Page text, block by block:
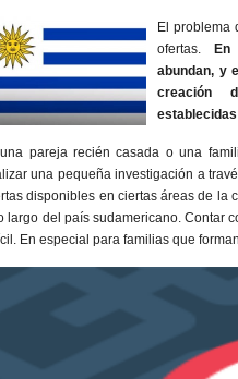
El problema
ofertas.
abundan, y
creación
establecidas
pareja recién casada o una
una pequeña investigación a
disponibles en ciertas áreas de la
largo del país sudamericano. Contar
En especial para familias que